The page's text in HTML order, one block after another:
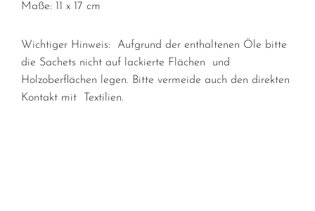
Maße: 11 x 17 cm
Wichtiger Hinweis: Aufgrund der enthaltenen Öle bitte
die Sachets nicht auf lackierte Flächen und
Holzoberflächen legen. Bitte vermeide auch den direkten
Kontakt mit Textilien.